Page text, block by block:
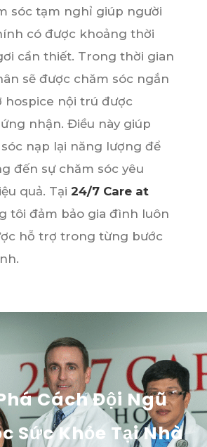
sóc tạm nghỉ giúp người
có được khoảng thời
cần thiết. Trong thời gian
sẽ được chăm sóc ngắn
hospice nội trú được
nhận. Điều này giúp
nạp lại năng lượng để
đến sự chăm sóc yêu
quả. Tại 24/7 Care at
tôi đảm bảo gia đình luôn
hỗ trợ trong từng bước
Cách Đội Ngũ
Sức Khỏe Tại Nhà